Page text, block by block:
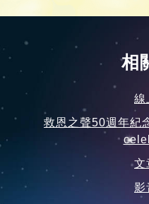
相
線
救恩之聲50週年紀
文
影